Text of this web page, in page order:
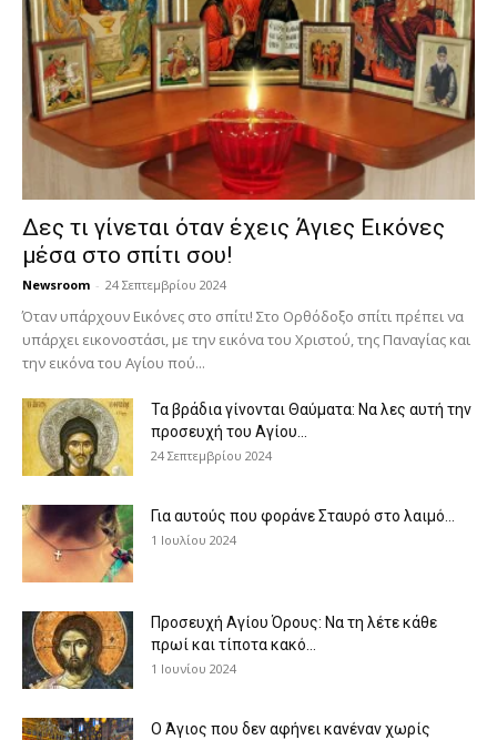
Δες τι γίνεται όταν έχεις Άγιες Εικόνες
μέσα στο σπίτι σου!
Newsroom - 24 Σεπτεμβρίου 2024
Όταν υπάρχουν Εικόνες στο σπίτι! Στο Ορθόδοξο σπίτι πρέπει να
υπάρχει εικονοστάσι, με την εικόνα του Χριστού, της Παν­αγίας και
την εικόνα του Αγίου πού...
Τα βράδια γίνονται Θαύματα: Να λες αυτή την
προσευχή του Αγίου...
24 Σεπτεμβρίου 2024
Για αυτούς που φοράνε Σταυρό στο λαιμό…
1 Ιουλίου 2024
Προσευχή Αγίου Όρους: Να τη λέτε κάθε
πρωί και τίποτα κακό...
1 Ιουνίου 2024
Ο Άγιος που δεν αφήνει κανέναν χωρίς